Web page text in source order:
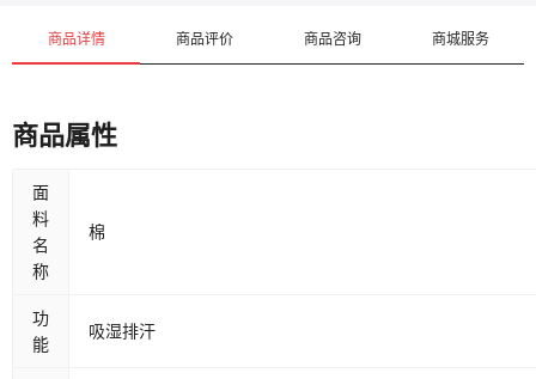
商品详情 商品评价 商品咨询 商城服务
商品属性
面
料
名
称
棉
功
能
吸湿排汗